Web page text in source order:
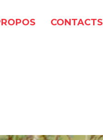
CONTACTS